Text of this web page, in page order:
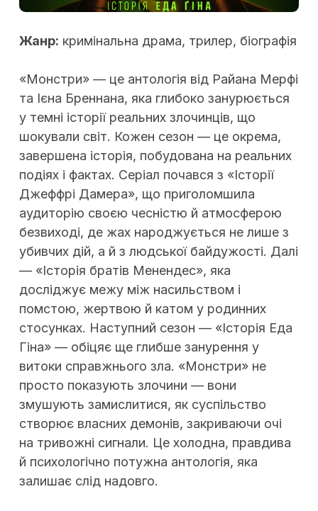
Жанр: кримінальна драма, трилер, біографія
«Монстри» — це антологія від Райана Мерфі
та Ієна Бреннана, яка глибоко занурюється
у темні історії реальних злочинців, що
шокували світ. Кожен сезон — це окрема,
завершена історія, побудована на реальних
подіях і фактах. Серіал почався з «Історії
Джеффрі Дамера», що приголомшила
аудиторію своєю чесністю й атмосферою
безвиході, де жах народжується не лише з
убивчих дій, а й з людської байдужості. Далі
— «Історія братів Менендес», яка
досліджує межу між насильством і
помстою, жертвою й катом у родинних
стосунках. Наступний сезон — «Історія Еда
Гіна» — обіцяє ще глибше занурення у
витоки справжнього зла. «Монстри» не
просто показують злочини — вони
змушують замислитися, як суспільство
створює власних демонів, закриваючи очі
на тривожні сигнали. Це холодна, правдива
й психологічно потужна антологія, яка
залишає слід надовго.